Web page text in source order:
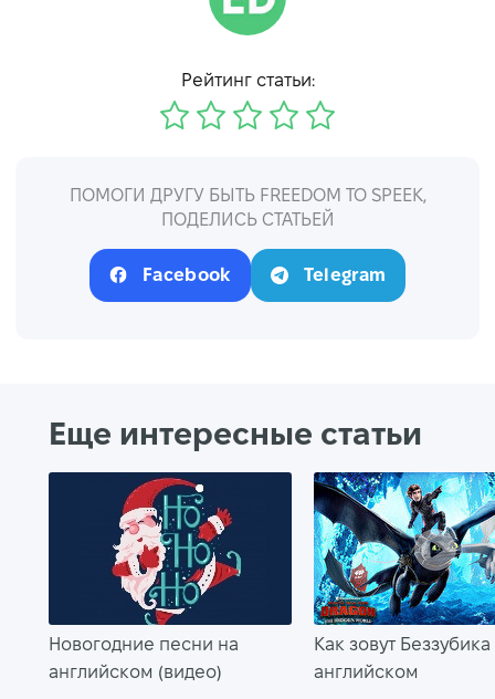
Рейтинг статьи:
ПОМОГИ ДРУГУ БЫТЬ FREEDOM TO SPEEK,
ПОДЕЛИСЬ СТАТЬЕЙ
Facebook Telegram
Еще интересные статьи
Новогодние песни на
английском (видео)
Как зовут
английском